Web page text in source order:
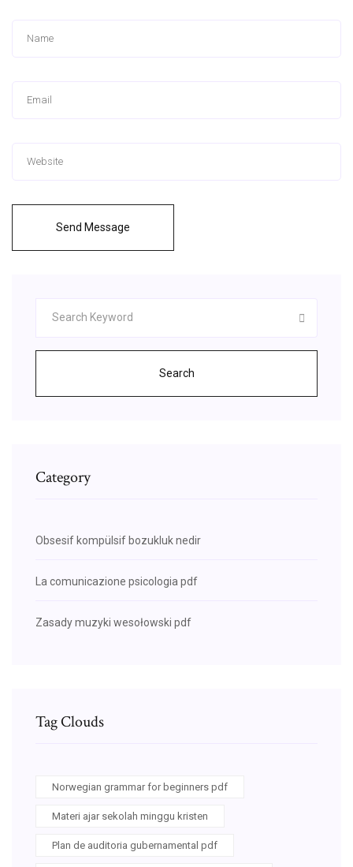
Send Message
Search
Category
Obsesif kompülsif bozukluk nedir
La comunicazione psicologia pdf
Zasady muzyki wesołowski pdf
Tag Clouds
Norwegian grammar for beginners pdf
Materi ajar sekolah minggu kristen
Plan de auditoria gubernamental pdf